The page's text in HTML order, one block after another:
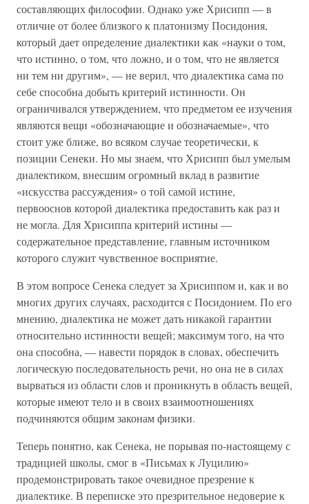
составляющих философии. Однако уже Хрисипп — в
отличие от более близкого к платонизму Посидония,
который дает определение диалектики как «науки о том,
что истинно, о том, что ложно, и о том, что не является
ни тем ни другим», — не верил, что диалектика сама по
себе способна добыть критерий истинности. Он
ограничивался утверждением, что предметом ее изучения
являются вещи «обозначающие и обозначаемые», что
стоит уже ближе, во всяком случае теоретически, к
позиции Сенеки. Но мы знаем, что Хрисипп был умелым
диалектиком, внесшим огромный вклад в развитие
«искусства рассуждения» о той самой истине,
первооснов которой диалектика предоставить как раз и
не могла. Для Хрисиппа критерий истины —
содержательное представление, главным источником
которого служит чувственное восприятие.
В этом вопросе Сенека следует за Хрисиппом и, как и во
многих других случаях, расходится с Посидонием. По его
мнению, диалектика не может дать никакой гарантии
относительно истинности вещей; максимум того, на что
она способна, — навести порядок в словах, обеспечить
логическую последовательность речи, но она не в силах
вырваться из области слов и проникнуть в область вещей,
которые имеют тело и в своих взаимоотношениях
подчиняются общим законам физики.
Теперь понятно, как Сенека, не порывая по-настоящему с
традицией школы, смог в «Письмах к Луцилию»
продемонстрировать такое очевидное презрение к
диалектике. В переписке это презрительное недоверие к